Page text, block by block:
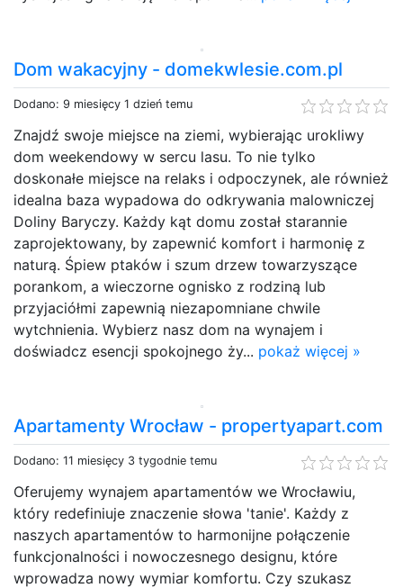
Dom wakacyjny - domekwlesie.com.pl
Dodano: 9 miesięcy 1 dzień temu
Znajdź swoje miejsce na ziemi, wybierając urokliwy
dom weekendowy w sercu lasu. To nie tylko
doskonałe miejsce na relaks i odpoczynek, ale również
idealna baza wypadowa do odkrywania malowniczej
Doliny Baryczy. Każdy kąt domu został starannie
zaprojektowany, by zapewnić komfort i harmonię z
naturą. Śpiew ptaków i szum drzew towarzyszące
porankom, a wieczorne ognisko z rodziną lub
przyjaciółmi zapewnią niezapomniane chwile
wytchnienia. Wybierz nasz dom na wynajem i
doświadcz esencji spokojnego ży... pokaż więcej »
Apartamenty Wrocław - propertyapart.com
Dodano: 11 miesięcy 3 tygodnie temu
Oferujemy wynajem apartamentów we Wrocławiu,
który redefiniuje znaczenie słowa 'tanie'. Każdy z
naszych apartamentów to harmonijne połączenie
funkcjonalności i nowoczesnego designu, które
wprowadza nowy wymiar komfortu. Czy szukasz